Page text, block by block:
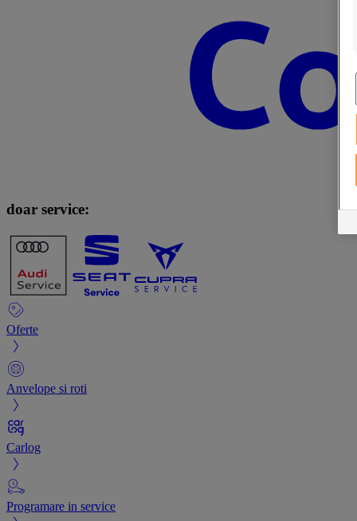
doar service:
Oferte
Anvelope si roti
Carlog
Programare in service